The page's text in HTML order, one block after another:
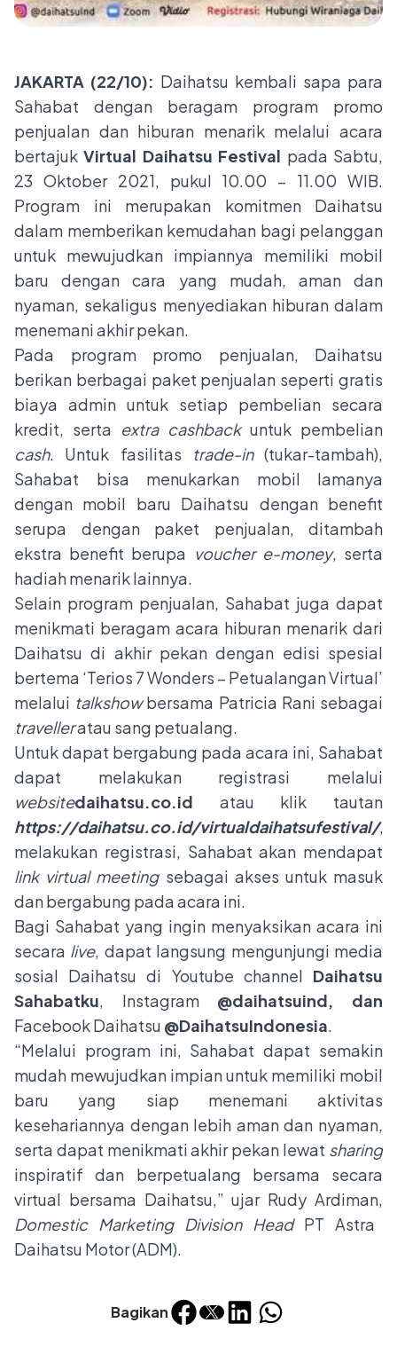
Bagikan
JAKARTA (22/10): Daihatsu kembali sapa para
Sahabat dengan beragam program promo
penjualan dan hiburan menarik melalui acara
bertajukVirtual Daihatsu Festival pada Sabtu,
23 Oktober 2021, pukul 10.00 – 11.00 WIB.
Program ini merupakan komitmen Daihatsu
dalam memberikan kemudahan bagi pelanggan
untuk mewujudkan impiannya memiliki mobil
baru dengan cara yang mudah, aman dan
nyaman, sekaligus menyediakan hiburan dalam
menemani akhir pekan.
Pada program promo penjualan, Daihatsu
berikan berbagai paket penjualan seperti gratis
biaya admin untuk setiap pembelian secara
kredit, serta extra cashbackuntuk pembelian
cash. Untuk fasilitas trade-in(tukar-tambah),
Sahabat bisa menukarkan mobil lamanya
dengan mobil baru Daihatsu dengan benefit
serupa dengan paket penjualan, ditambah
ekstra benefit berupa voucher e-money, serta
hadiah menarik lainnya.
Selain program penjualan, Sahabat juga dapat
menikmati beragam acara hiburan menarik dari
Daihatsu di akhir pekan dengan edisi spesial
bertema ‘Terios 7 Wonders – Petualangan Virtual’
melalui talkshowbersama Patricia Rani sebagai
travelleratau sang petualang.
Untuk dapat bergabung pada acara ini, Sahabat
dapat melakukan registrasi melalui
websitedaihatsu.co.id atau klik tautan
https://daihatsu.co.id/virtualdaihatsufestival/,
melakukan registrasi, Sahabat akan mendapat
link virtual meetingsebagai akses untuk masuk
dan bergabung pada acara ini.
Bagi Sahabat yang ingin menyaksikan acara ini
secara live, dapat langsung mengunjungi media
sosial Daihatsu di Youtube channel Daihatsu
Sahabatku, Instagram @daihatsuind, dan
Facebook Daihatsu @DaihatsuIndonesia.
“Melalui program ini, Sahabat dapat semakin
mudah mewujudkan impian untuk memiliki mobil
baru yang siap menemani aktivitas
kesehariannya dengan lebih aman dan nyaman,
serta dapat menikmati akhir pekan lewat sharing
inspiratif dan berpetualang bersama secara
virtual bersama Daihatsu,” ujar Rudy Ardiman,
Domestic Marketing Division Head PT Astra
Daihatsu Motor (ADM).